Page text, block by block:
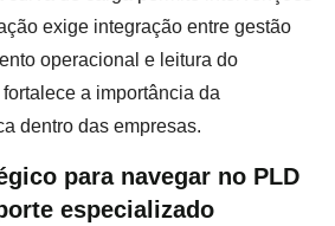
exige integração entre gestão
operacional e leitura do
a importância da
dentro das empresas.
para navegar no PLD
especializado